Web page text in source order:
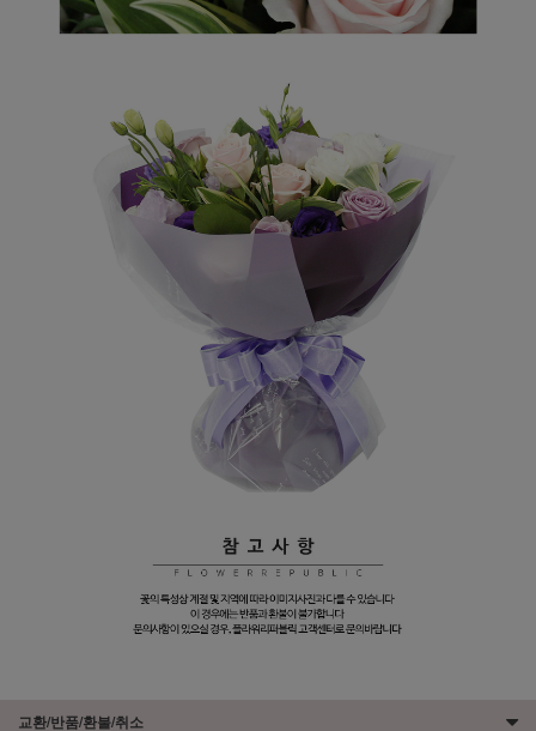
교환/반품/환불/취소